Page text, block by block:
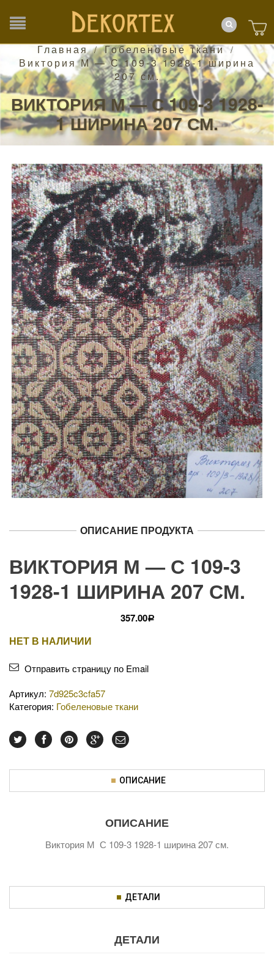
Главная / Гобеленовые ткани /
Виктория М — С 109-3 1928-1 ширина
207 см.
ВИКТОРИЯ М — С 109-3 1928-
1 ШИРИНА 207 СМ.
ОПИСАНИЕ ПРОДУКТА
ВИКТОРИЯ М — С 109-3
1928-1 ШИРИНА 207 СМ.
357.00Р
НЕТ В НАЛИЧИИ
Отправить страницу по Email
Артикул: 7d925c3cfa57
Категория: Гобеленовые ткани
ОПИСАНИЕ
ОПИСАНИЕ
Виктория М С 109-3 1928-1 ширина 207 см.
ДЕТАЛИ
ДЕТАЛИ